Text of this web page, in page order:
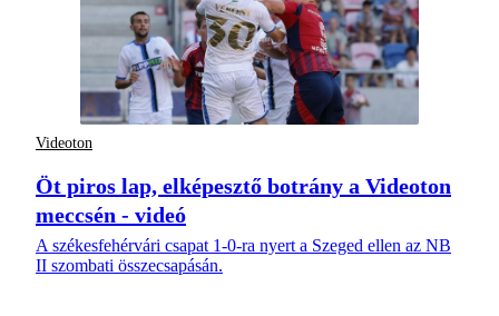
Videoton
Öt piros lap, elképesztő botrány a Videoton
meccsén - videó
A székesfehérvári csapat 1-0-ra nyert a Szeged ellen az NB
II szombati összecsapásán.